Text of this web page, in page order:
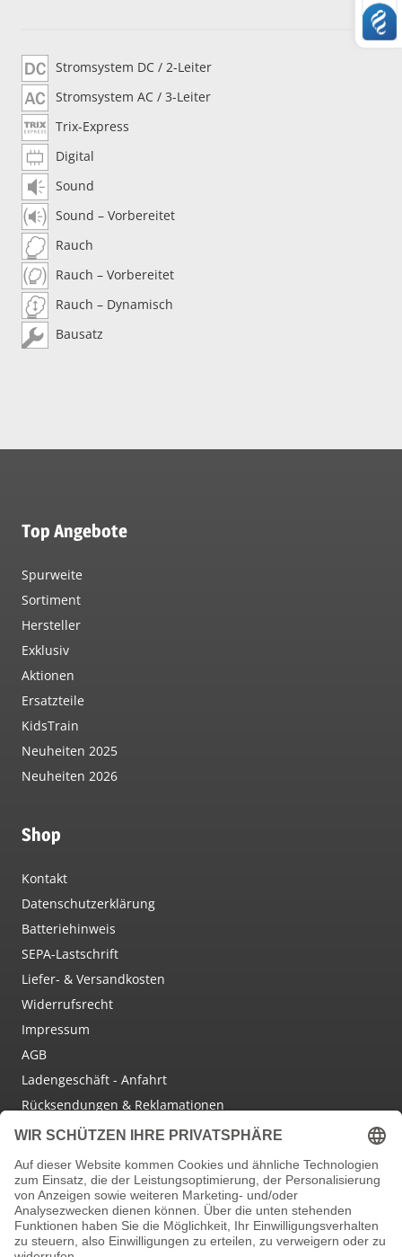
Stromsystem DC / 2-Leiter
Stromsystem AC / 3-Leiter
Trix-Express
Digital
Sound
Sound – Vorbereitet
Rauch
Rauch – Vorbereitet
Rauch – Dynamisch
Bausatz
Top Angebote
Spurweite
Sortiment
Hersteller
Exklusiv
Aktionen
Ersatzteile
KidsTrain
Neuheiten 2025
Neuheiten 2026
Shop
Kontakt
Datenschutzerklärung
Batteriehinweis
SEPA-Lastschrift
Liefer- & Versandkosten
Widerrufsrecht
Impressum
AGB
Ladengeschäft - Anfahrt
Rücksendungen & Reklamationen
Social Media
Facebook
Instagram